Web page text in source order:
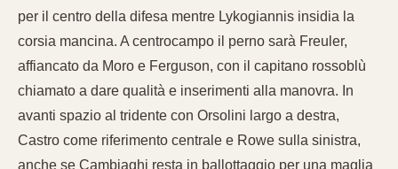
per il centro della difesa mentre Lykogiannis insidia la
corsia mancina. A centrocampo il perno sarà Freuler,
affiancato da Moro e Ferguson, con il capitano rossoblù
chiamato a dare qualità e inserimenti alla manovra. In
avanti spazio al tridente con Orsolini largo a destra,
Castro come riferimento centrale e Rowe sulla sinistra,
anche se Cambiaghi resta in ballottaggio per una maglia